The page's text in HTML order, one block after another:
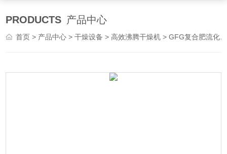
PRODUCTS 产品中心
首页 > 产品中心 >干燥设备 >高效沸腾干燥机 > GFG复合肥流化床制粒干燥机